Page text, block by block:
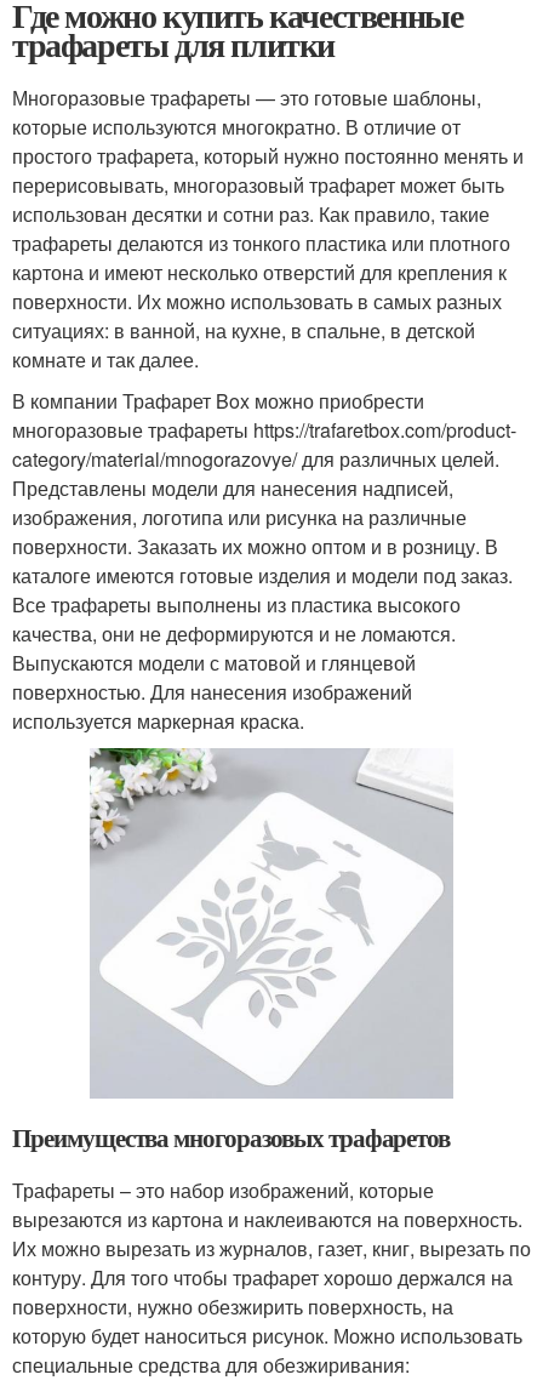
Где можно купить качественные
трафареты для плитки
Многоразовые трафареты — это готовые шаблоны,
которые используются многократно. В отличие от
простого трафарета, который нужно постоянно менять и
перерисовывать, многоразовый трафарет может быть
использован десятки и сотни раз. Как правило, такие
трафареты делаются из тонкого пластика или плотного
картона и имеют несколько отверстий для крепления к
поверхности. Их можно использовать в самых разных
ситуациях: в ванной, на кухне, в спальне, в детской
комнате и так далее.
В компании Трафарет Box можно приобрести
многоразовые трафареты https://trafaretbox.com/product-
category/material/mnogorazovye/ для различных целей.
Представлены модели для нанесения надписей,
изображения, логотипа или рисунка на различные
поверхности. Заказать их можно оптом и в розницу. В
каталоге имеются готовые изделия и модели под заказ.
Все трафареты выполнены из пластика высокого
качества, они не деформируются и не ломаются.
Выпускаются модели с матовой и глянцевой
поверхностью. Для нанесения изображений
используется маркерная краска.
Преимущества многоразовых трафаретов
Трафареты – это набор изображений, которые
вырезаются из картона и наклеиваются на поверхность.
Их можно вырезать из журналов, газет, книг, вырезать по
контуру. Для того чтобы трафарет хорошо держался на
поверхности, нужно обезжирить поверхность, на
которую будет наноситься рисунок. Можно использовать
специальные средства для обезжиривания: